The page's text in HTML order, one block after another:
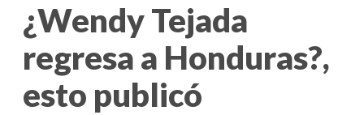
¿Wendy Tejada
regresa a Honduras?,
esto publicó